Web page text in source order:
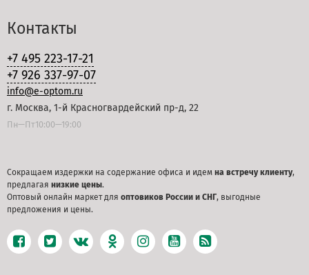
Контакты
+7 495 223-17-21
+7 926 337-97-07
info@e-optom.ru
г. Москва, 1-й Красногвардейский пр-д, 22
Пн—Пт10:00—19:00
Сокращаем издержки на содержание офиса и идем на встречу клиенту,
предлагая низкие цены.
Оптовый онлайн маркет для оптовиков России и СНГ, выгодные
предложения и цены.